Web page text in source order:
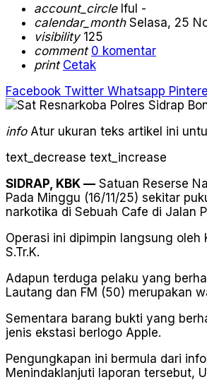
account_circleIful -
calendar_monthSelasa, 25
visibility125
comment 0 komentar
print Cetak
Facebook Twitter Whatsapp
infoAtur ukuran teks artikel ini
text_decrease text_increase
SIDRAP, KBK — Satuan Reserse
Pada Minggu (16/11/25) sekitar
narkotika di Sebuah Cafe di Jalan
Operasi ini dipimpin langsung oleh
S.Tr.K.
Adapun terduga pelaku yang
Lautang dan FM (50) merupakan
Sementara barang bukti yang
jenis ekstasi berlogo Apple.
Pengungkapan ini bermula dari
Menindaklanjuti laporan tersebut,